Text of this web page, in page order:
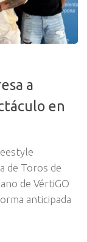
a
en
de Toros de
de VértiGO
anticipada